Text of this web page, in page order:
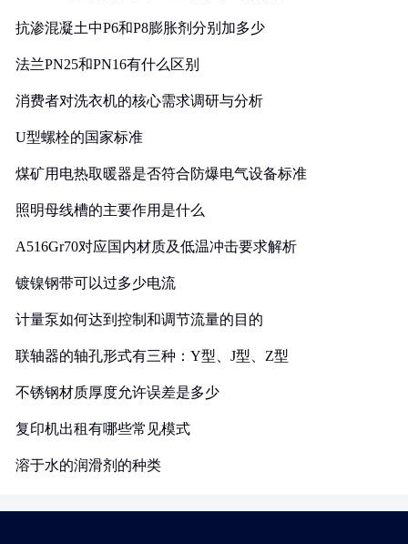
抗渗混凝土中P6和P8膨胀剂分别加多少
法兰PN25和PN16有什么区别
消费者对洗衣机的核心需求调研与分析
U型螺栓的国家标准
煤矿用电热取暖器是否符合防爆电气设备标准
照明母线槽的主要作用是什么
A516Gr70对应国内材质及低温冲击要求解析
镀镍钢带可以过多少电流
计量泵如何达到控制和调节流量的目的
联轴器的轴孔形式有三种：Y型、J型、Z型
不锈钢材质厚度允许误差是多少
复印机出租有哪些常见模式
溶于水的润滑剂的种类